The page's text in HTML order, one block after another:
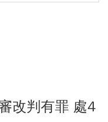
改判有罪 處4